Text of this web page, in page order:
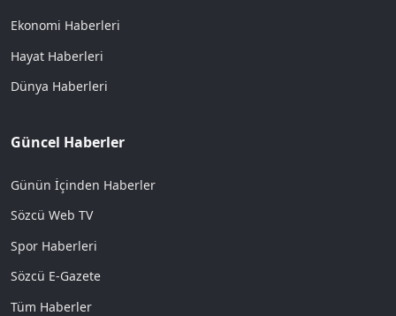
Ekonomi Haberleri
Hayat Haberleri
Dünya Haberleri
Güncel Haberler
Günün İçinden Haberler
Sözcü Web TV
Spor Haberleri
Sözcü E-Gazete
Tüm Haberler